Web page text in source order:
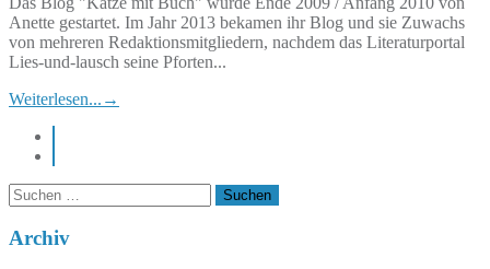
Anette gestartet. Im Jahr 2013 bekamen ihr Blog und sie Zuwachs
von mehreren Redaktionsmitgliedern, nachdem das Literaturportal
Lies-und-lausch seine Pforten...
Weiterlesen... →
Suchen
nach:
Archiv